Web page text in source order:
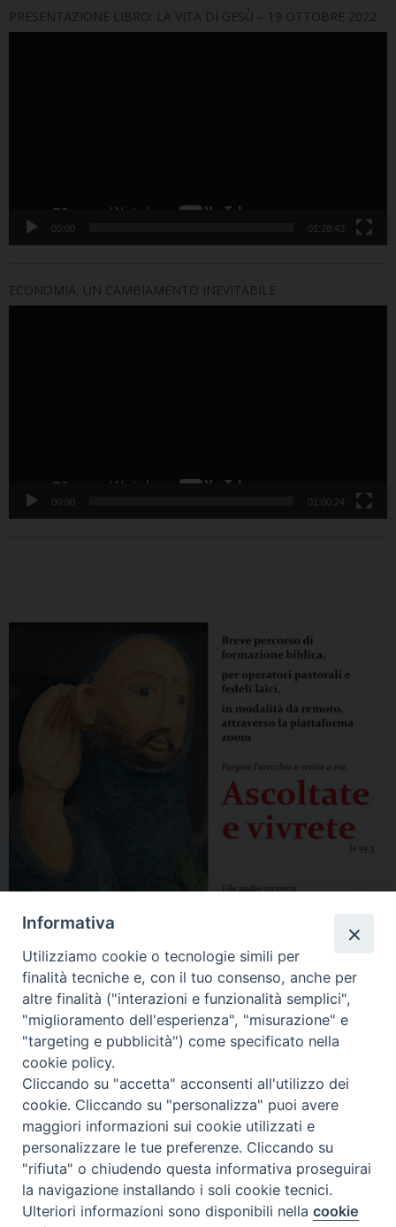
PRESENTAZIONE LIBRO: LA VITA DI GESÙ – 19 OTTOBRE 2022
00:00 01:28:43
ECONOMIA, UN CAMBIAMENTO INEVITABILE
00:00 01:00:24
Informativa
Utilizziamo cookie o tecnologie simili per
finalità tecniche e, con il tuo consenso, anche per
altre finalità ("interazioni e funzionalità semplici",
"miglioramento dell'esperienza", "misurazione" e
"targeting e pubblicità") come specificato nella
cookie policy.
Cliccando su "accetta" acconsenti all'utilizzo dei
cookie. Cliccando su "personalizza" puoi avere
maggiori informazioni sui cookie utilizzati e
personalizzare le tue preferenze. Cliccando su
"rifiuta" o chiudendo questa informativa proseguirai
la navigazione installando i soli cookie tecnici.
Ulteriori informazioni sono disponibili nellacookie